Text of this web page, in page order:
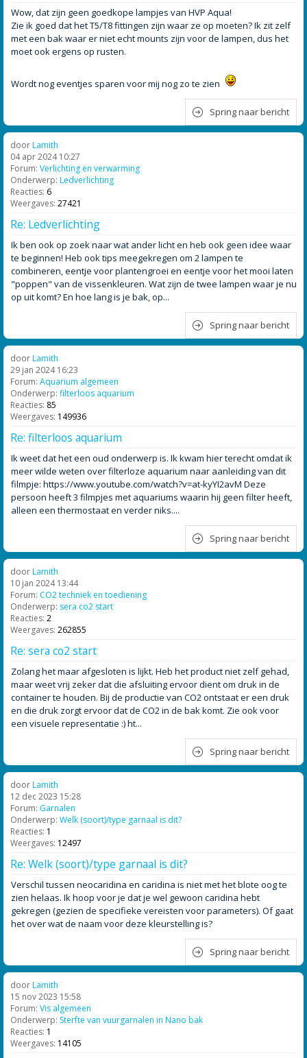
Wow, dat zijn geen goedkope lampjes van HVP Aqua!
Zie ik goed dat het T5/T8 fittingen zijn waar ze op moeten? Ik zit zelf
met een bak waar er niet echt mounts zijn voor de lampen, dus het
moet ook ergens op rusten.
Wordt nog eventjes sparen voor mij nog zo te zien
Spring naar bericht
doorLamith
04 apr 2024 10:27
Forum: Verlichting en verwarming
Onderwerp: Ledverlichting
Reacties: 6
Weergaves: 27421
Re: Ledverlichting
Ik ben ook op zoek naar wat ander licht en heb ook geen idee waar
te beginnen! Heb ook tips meegekregen om 2 lampen te
combineren, eentje voor plantengroei en eentje voor het mooi laten
"poppen" van de vissenkleuren. Wat zijn de twee lampen waar je nu
op uit komt? En hoe lang is je bak, op...
Spring naar bericht
doorLamith
29 jan 2024 16:23
Forum: Aquarium algemeen
Onderwerp: filterloos aquarium
Reacties: 85
Weergaves: 149936
Re: filterloos aquarium
Ik weet dat het een oud onderwerp is. Ik kwam hier terecht omdat ik
meer wilde weten over filterloze aquarium naar aanleiding van dit
filmpje: https://www.youtube.com/watch?v=at-kyYI2avM Deze
persoon heeft 3 filmpjes met aquariums waarin hij geen filter heeft,
alleen een thermostaat en verder niks....
Spring naar bericht
doorLamith
10 jan 2024 13:44
Forum: CO2 techniek en toediening
Onderwerp: sera co2 start
Reacties: 2
Weergaves: 262855
Re: sera co2 start
Zolang het maar afgesloten is lijkt. Heb het product niet zelf gehad,
maar weet vrij zeker dat die afsluiting ervoor dient om druk in de
container te houden. Bij de productie van CO2 ontstaat er een druk
en die druk zorgt ervoor dat de CO2 in de bak komt. Zie ook voor
een visuele representatie :) ht...
Spring naar bericht
doorLamith
12 dec 2023 15:28
Forum: Garnalen
Onderwerp: Welk (soort)/type garnaal is dit?
Reacties: 1
Weergaves: 12497
Re: Welk (soort)/type garnaal is dit?
Verschil tussen neocaridina en caridina is niet met het blote oog te
zien helaas. Ik hoop voor je dat je wel gewoon caridina hebt
gekregen (gezien de specifieke vereisten voor parameters). Of gaat
het over wat de naam voor deze kleurstelling is?
Spring naar bericht
doorLamith
15 nov 2023 15:58
Forum: Vis algemeen
Onderwerp: Sterfte van vuurgarnalen in Nano bak
Reacties: 1
Weergaves: 14105